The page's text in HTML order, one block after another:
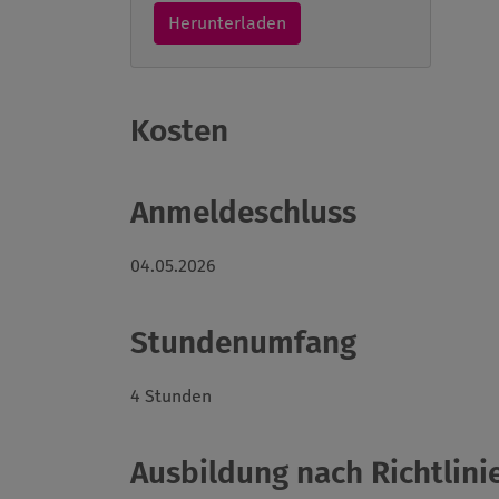
Herunterladen
Kosten
Anmeldeschluss
04.05.2026
Stundenumfang
4 Stunden
Ausbildung nach